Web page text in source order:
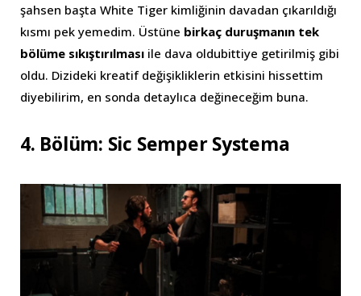
şahsen başta White Tiger kimliğinin davadan çıkarıldığı
kısmı pek yemedim. Üstüne birkaç duruşmanın tek
bölüme sıkıştırılması ile dava oldubittiye getirilmiş gibi
oldu. Dizideki kreatif değişikliklerin etkisini hissettim
diyebilirim, en sonda detaylıca değineceğim buna.
4. Bölüm: Sic Semper Systema